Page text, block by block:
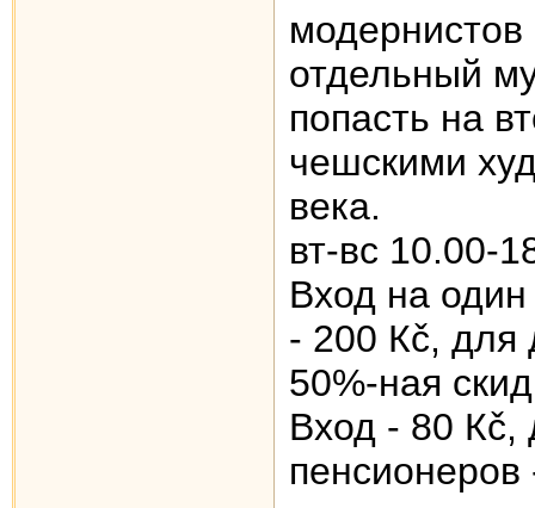
модернистов
отдельный
попасть на
чешскими
века.
вт-вс 10.00-
Вход на
- 200 Кč, для
50%-ная
Вход - 80 Кč,
пенсионеров